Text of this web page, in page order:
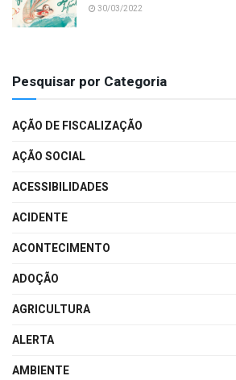
30/03/2022
Pesquisar por Categoria
AÇÃO DE FISCALIZAÇÃO
AÇÃO SOCIAL
ACESSIBILIDADES
ACIDENTE
ACONTECIMENTO
ADOÇÃO
AGRICULTURA
ALERTA
AMBIENTE